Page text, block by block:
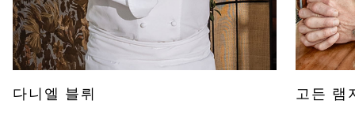
다니엘 블뤼 고든 램